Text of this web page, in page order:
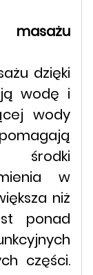
dzięki
wodę i
wody
środki
w
niż
ponad
części.